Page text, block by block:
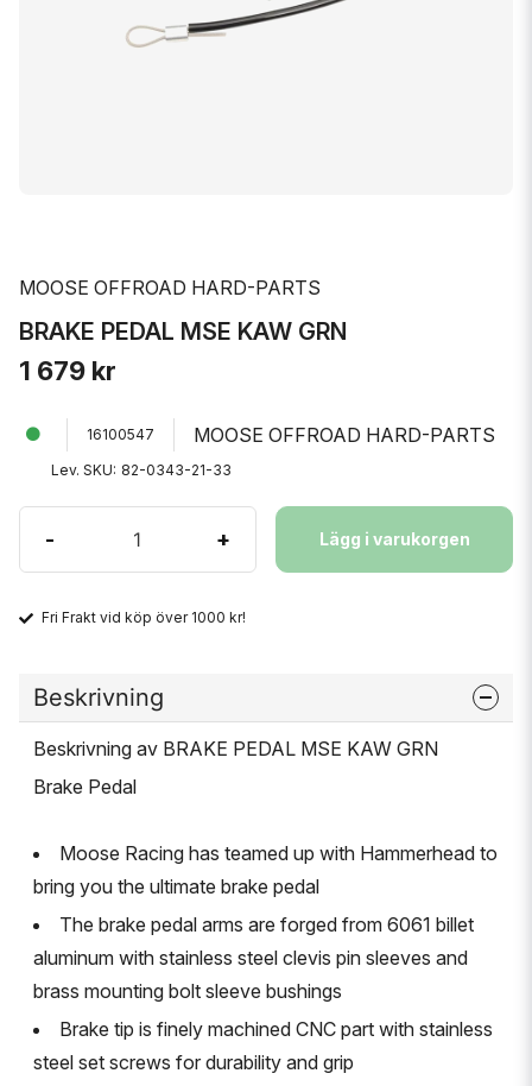
MOOSE OFFROAD HARD-PARTS
BRAKE PEDAL MSE KAW GRN
1 679 kr
16100547 MOOSE OFFROAD HARD-PARTS
Lev. SKU: 82-0343-21-33
- + Lägg i varukorgen
Fri Frakt vid köp över 1000 kr!
Beskrivning
Beskrivning av BRAKE PEDAL MSE KAW GRN
Brake Pedal
Moose Racing has teamed up with Hammerhead to
bring you the ultimate brake pedal
The brake pedal arms are forged from 6061 billet
aluminum with stainless steel clevis pin sleeves and
brass mounting bolt sleeve bushings
Brake tip is finely machined CNC part with stainless
steel set screws for durability and grip